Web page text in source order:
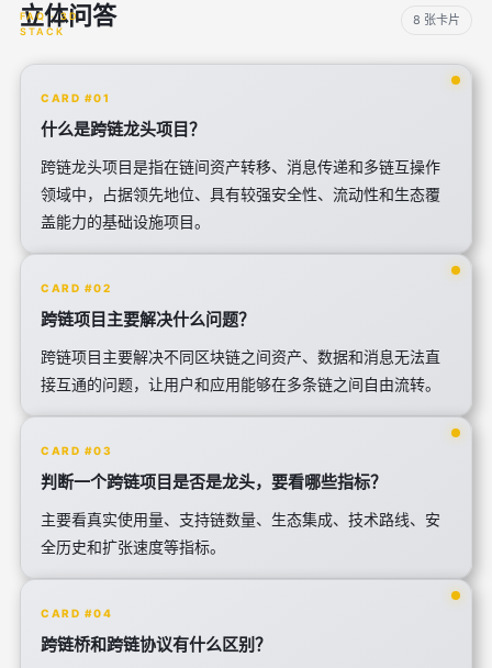
立体问答 8 张卡片
CARD #01
什么是跨链龙头项目？
跨链龙头项目是指在链间资产转移、消息传递和多链互操作
领域中，占据领先地位、具有较强安全性、流动性和生态覆
盖能力的基础设施项目。
CARD #02
跨链项目主要解决什么问题？
跨链项目主要解决不同区块链之间资产、数据和消息无法直
接互通的问题，让用户和应用能够在多条链之间自由流转。
CARD #03
判断一个跨链项目是否是龙头，要看哪些指标？
主要看真实使用量、支持链数量、生态集成、技术路线、安
全历史和扩张速度等指标。
CARD #04
跨链桥和跨链协议有什么区别？